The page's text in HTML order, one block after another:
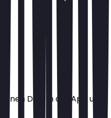
Deal in der App und